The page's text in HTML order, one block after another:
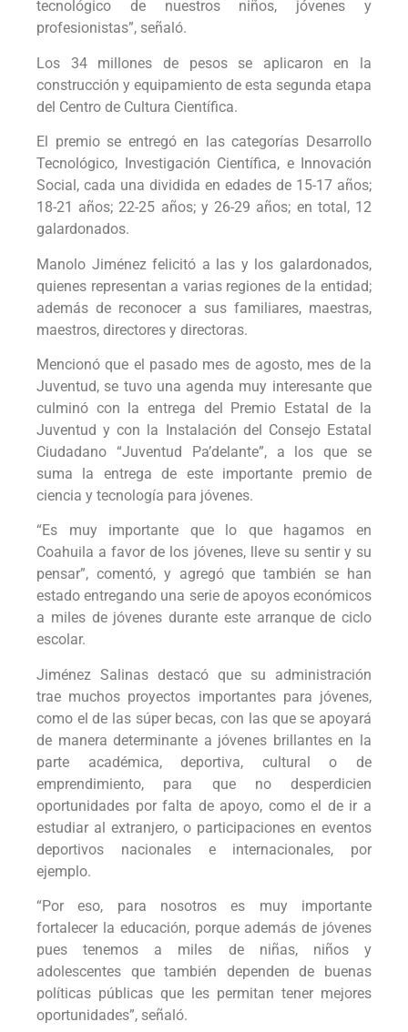
tecnológico de nuestros niños, jóvenes y
profesionistas”, señaló.
Los 34 millones de pesos se aplicaron en la
construcción y equipamiento de esta segunda etapa
del Centro de Cultura Científica.
El premio se entregó en las categorías Desarrollo
Tecnológico, Investigación Científica, e Innovación
Social, cada una dividida en edades de 15-17 años;
18-21 años; 22-25 años; y 26-29 años; en total, 12
galardonados.
Manolo Jiménez felicitó a las y los galardonados,
quienes representan a varias regiones de la entidad;
además de reconocer a sus familiares, maestras,
maestros, directores y directoras.
Mencionó que el pasado mes de agosto, mes de la
Juventud, se tuvo una agenda muy interesante que
culminó con la entrega del Premio Estatal de la
Juventud y con la Instalación del Consejo Estatal
Ciudadano “Juventud Pa’delante”, a los que se
suma la entrega de este importante premio de
ciencia y tecnología para jóvenes.
“Es muy importante que lo que hagamos en
Coahuila a favor de los jóvenes, lleve su sentir y su
pensar”, comentó, y agregó que también se han
estado entregando una serie de apoyos económicos
a miles de jóvenes durante este arranque de ciclo
escolar.
Jiménez Salinas destacó que su administración
trae muchos proyectos importantes para jóvenes,
como el de las súper becas, con las que se apoyará
de manera determinante a jóvenes brillantes en la
parte académica, deportiva, cultural o de
emprendimiento, para que no desperdicien
oportunidades por falta de apoyo, como el de ir a
estudiar al extranjero, o participaciones en eventos
deportivos nacionales e internacionales, por
ejemplo.
“Por eso, para nosotros es muy importante
fortalecer la educación, porque además de jóvenes
pues tenemos a miles de niñas, niños y
adolescentes que también dependen de buenas
políticas públicas que les permitan tener mejores
oportunidades”, señaló.